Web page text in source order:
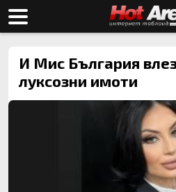
И Мис България
луксозни имоти